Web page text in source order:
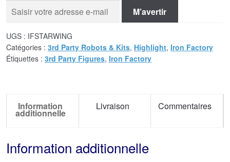
M’avertir
UGS : IFSTARWING
Catégories : 3rd Party Robots & Kits, Highlight, Iron Factory
Étiquettes : 3rd Party Figures, Iron Factory
Information
additionnelle
Livraison Commentaires
Information additionnelle